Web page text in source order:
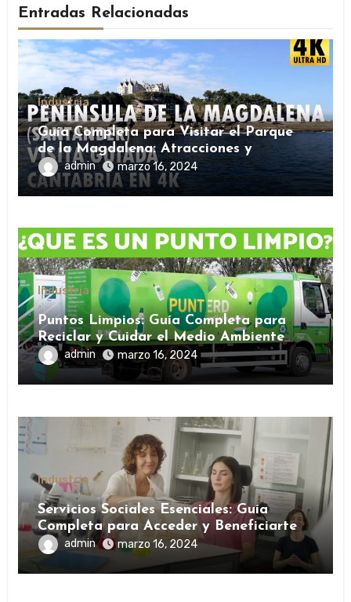
Entradas Relacionadas
Industria
Guía Completa para Visitar el Parque
de la Magdalena: Atracciones y
Consejos
admin marzo 16, 2024
Industria
Puntos Limpios: Guía Completa para
Reciclar y Cuidar el Medio Ambiente
admin marzo 16, 2024
Industria
Servicios Sociales Esenciales: Guía
Completa para Acceder y Beneficiarte
admin marzo 16, 2024